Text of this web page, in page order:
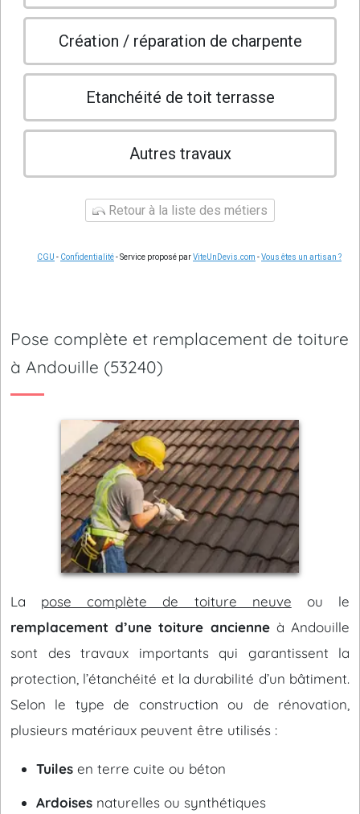
Création / réparation de charpente
Etanchéité de toit terrasse
Autres travaux
Retour à la liste des métiers
CGU - Confidentialité- Service proposé parViteUnDevis.com -Vous êtes un artisan ?
Pose complète et remplacement de toiture
à Andouille (53240)
La pose complète de toiture neuve ou le
remplacement d’une toiture ancienneà Andouille
sont des travaux importants qui garantissent la
protection, l’étanchéité et la durabilité d’un bâtiment.
Selon le type de construction ou de rénovation,
plusieurs matériaux peuvent être utilisés :
Tuiles en terre cuite ou béton
Ardoises naturelles ou synthétiques